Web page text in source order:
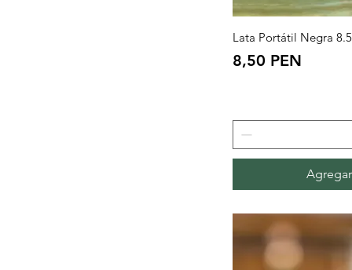
Vista
Lata Portátil Negra
Precio
8,50 PEN